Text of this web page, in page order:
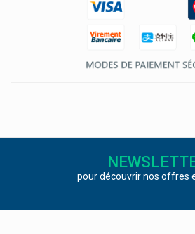
pour découvrir nos offres